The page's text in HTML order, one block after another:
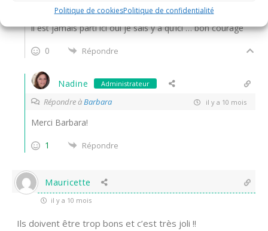
Politique de cookiesPolitique de confidentialité
Répondre à Nadine il y a 10 mois
il est jamais parti ici oui je sais y a qu’ici … bon courage
0
Répondre
Nadine Administrateur
Répondre àBarbara il y a 10 mois
Merci Barbara!
1
Répondre
Mauricette
il y a 10 mois
Ils doivent être trop bons et c’est très joli !!